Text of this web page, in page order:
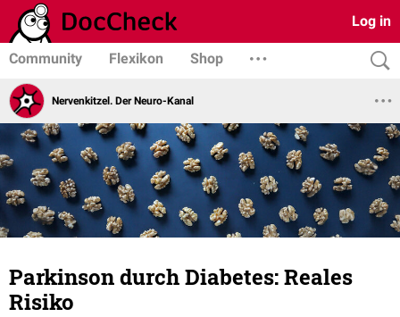
Log in
Community Flexikon Shop
Nervenkitzel. Der Neuro-Kanal
Parkinson durch Diabetes: Reales
Risiko